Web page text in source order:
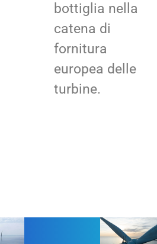
bottiglia nella
catena di
fornitura
europea delle
turbine.